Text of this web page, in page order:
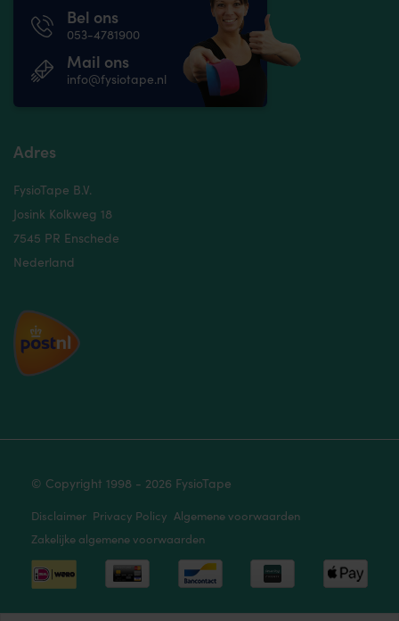
Bel ons
053-4781900
Mail ons
info@fysiotape.nl
Adres
FysioTape B.V.
Josink Kolkweg 18
7545 PR Enschede
Nederland
© Copyright 1998 - 2026 FysioTape
Disclaimer Privacy Policy Algemene voorwaarden
Zakelijke algemene voorwaarden